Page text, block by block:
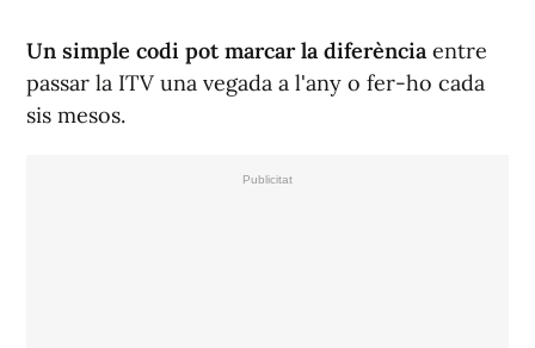
Un simple codi pot marcar la diferència entre
passar la ITV una vegada a l'any o fer-ho cada
sis mesos.